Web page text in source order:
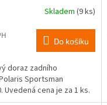
Skladem (9 ks)
Do košíku
doraz zadního
Sportsman
Uvedená cena je za 1 ks.